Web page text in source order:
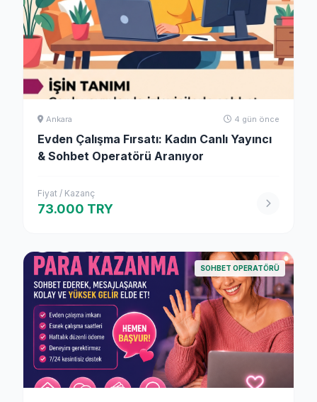
Ankara 4 gün önce
Evden Çalışma Fırsatı: Kadın Canlı Yayıncı
& Sohbet Operatörü Aranıyor
Fiyat / Kazanç
73.000 TRY
SOHBET OPERATÖRÜ